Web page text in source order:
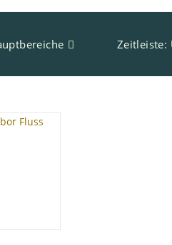
Zeitleiste: